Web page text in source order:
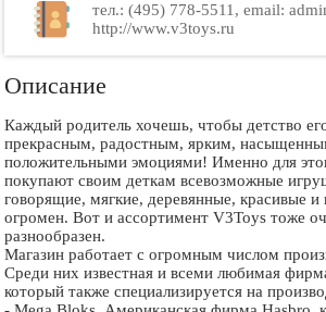
тел.: (495) 778-5511, email:
http://www.v3toys.ru
Описание
Каждый родитель хочешь, чтобы детство
прекрасным, радостным, ярким,
положительными эмоциями! Именно для
покупают своим деткам всевозможные
говорящие, мягкие, деревянные, красивые
огромен. Вот и ассортимент V3Toys тоже
разнообразен.
Магазин работает с огромным числом
Среди них известная и всеми любимая
который также специализируется на